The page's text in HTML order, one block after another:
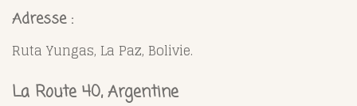
Adresse :
Ruta Yungas, La Paz, Bolivie.
La Route 40, Argentine